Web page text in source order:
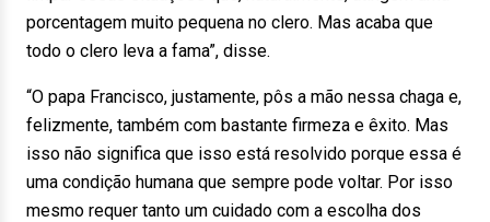
porcentagem muito pequena no clero. Mas acaba que
todo o clero leva a fama”, disse.
“O papa Francisco, justamente, pôs a mão nessa chaga e,
felizmente, também com bastante firmeza e êxito. Mas
isso não significa que isso está resolvido porque essa é
uma condição humana que sempre pode voltar. Por isso
mesmo requer tanto um cuidado com a escolha dos